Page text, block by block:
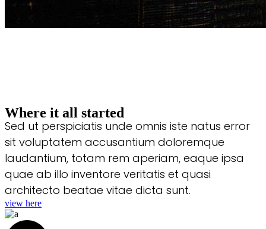
Where it all started
Sed ut perspiciatis unde omnis iste natus error
sit voluptatem accusantium doloremque
laudantium, totam rem aperiam, eaque ipsa
quae ab illo inventore veritatis et quasi
architecto beatae vitae dicta sunt.
view here